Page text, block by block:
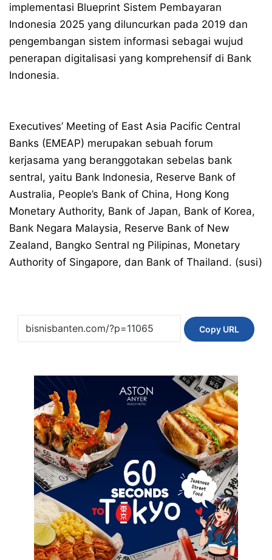
implementasi Blueprint Sistem Pembayaran
Indonesia 2025 yang diluncurkan pada 2019 dan
pengembangan sistem informasi sebagai wujud
penerapan digitalisasi yang komprehensif di Bank
Indonesia.
Executives’ Meeting of East Asia Pacific Central
Banks (EMEAP) merupakan sebuah forum
kerjasama yang beranggotakan sebelas bank
sentral, yaitu Bank Indonesia, Reserve Bank of
Australia, People’s Bank of China, Hong Kong
Monetary Authority, Bank of Japan, Bank of Korea,
Bank Negara Malaysia, Reserve Bank of New
Zealand, Bangko Sentral ng Pilipinas, Monetary
Authority of Singapore, dan Bank of Thailand. (susi)
Copy URL